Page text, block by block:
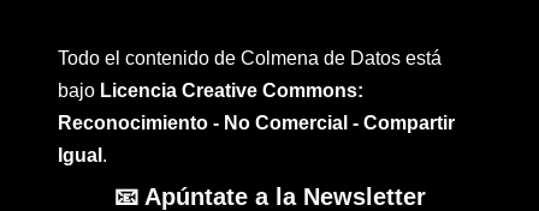
Todo el contenido de Colmena de Datos está
bajo Licencia Creative Commons:
Reconocimiento - No Comercial - Compartir
Igual .
📧 Apúntate a la Newsletter